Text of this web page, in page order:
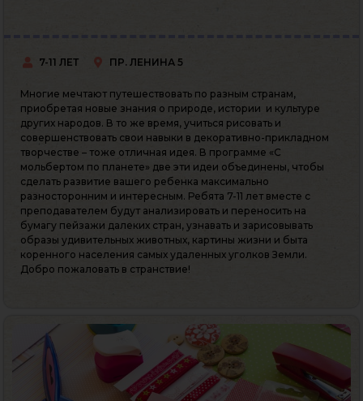
7-11 ЛЕТ ПР. ЛЕНИНА 5
Многие мечтают путешествовать по разным странам,
приобретая новые знания о природе, истории и культуре
других народов. В то же время, учиться рисовать и
совершенствовать свои навыки в декоративно-прикладном
творчестве – тоже отличная идея. В программе «С
мольбертом по планете» две эти идеи объединены, чтобы
сделать развитие вашего ребенка максимально
разносторонним и интересным. Ребята 7-11 лет вместе с
преподавателем будут анализировать и переносить на
бумагу пейзажи далеких стран, узнавать и зарисовывать
образы удивительных животных, картины жизни и быта
коренного населения самых удаленных уголков Земли.
Добро пожаловать в странствие!